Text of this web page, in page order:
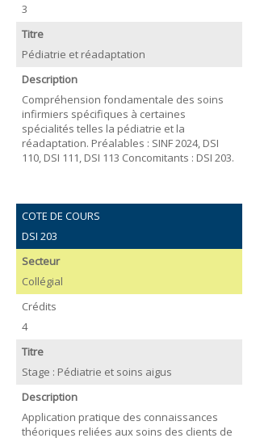
3
Titre
Pédiatrie et réadaptation
Description
Compréhension fondamentale des soins
infirmiers spécifiques à certaines
spécialités telles la pédiatrie et la
réadaptation. Préalables : SINF 2024, DSI
110, DSI 111, DSI 113 Concomitants : DSI 203.
COTE DE COURS
DSI 203
Secteur
Collégial
Crédits
4
Titre
Stage : Pédiatrie et soins aigus
Description
Application pratique des connaissances
théoriques reliées aux soins des clients de